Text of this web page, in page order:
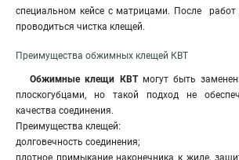
специальном кейсе с матрицами. После работ
проводиться чистка клещей.
Преимущества обжимных клещей КВТ
Обжимные клещи КВТ могут быть
плоскогубцами, но такой подход не
качества соединения.
Преимущества клещей:
долговечность соединения;
плотное примыкание наконечника к жиле,